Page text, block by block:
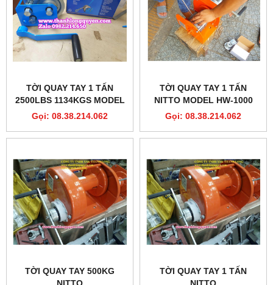
TỜI QUAY TAY 1 TẤN
2500LBS 1134KGS MODEL
HW2500 CHẤT LƯỢNG
Gọi: 08.38.214.062
TỜI QUAY TAY 1 TẤN
NITTO MODEL HW-1000
Gọi: 08.38.214.062
TỜI QUAY TAY 500KG
TỜI QUAY TAY 1 TẤN